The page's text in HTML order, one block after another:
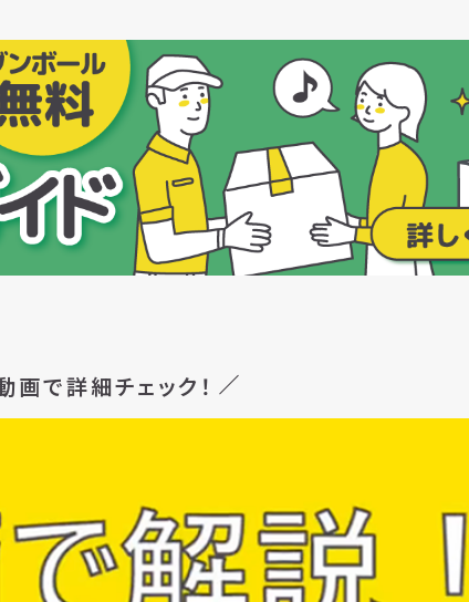
画で詳細チェック！